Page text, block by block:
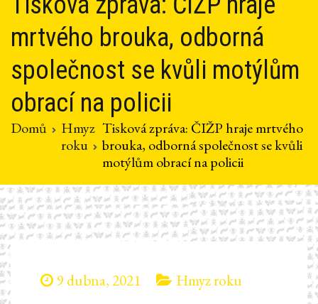
mrtvého brouka, odborná
společnost se kvůli motýlům
obrací na policii
Domů
Hmyz
roku
Tisková zpráva: ČIŽP hraje mrtvého
brouka, odborná společnost se kvůli
motýlům obrací na policii
9 dubna, 2021 Hmyz roku